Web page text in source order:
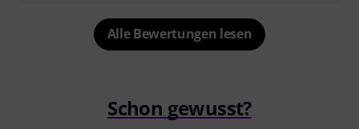
Alle Bewertungen lesen
Schon gewusst?